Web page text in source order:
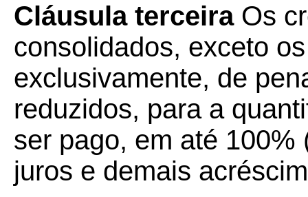
Cláusula terceiraOs
consolidados, exceto
exclusivamente, de
reduzidos, para a
ser pago, em até
juros e demais